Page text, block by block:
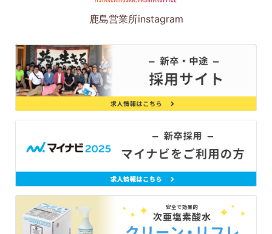
鹿島営業所instagram